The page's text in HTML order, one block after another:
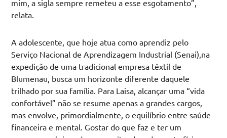
mim, a sigla sempre remeteu a esse esgotamento”,
relata.
A adolescente, que hoje atua como aprendiz pelo
Serviço Nacional de Aprendizagem Industrial (Senai),na
expedição de uma tradicional empresa têxtil de
Blumenau, busca um horizonte diferente daquele
trilhado por sua família. Para Laisa, alcançar uma “vida
confortável” não se resume apenas a grandes cargos,
mas envolve, primordialmente, o equilíbrio entre saúde
financeira e mental. Gostar do que faz e ter um